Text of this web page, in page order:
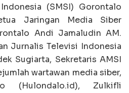
(SMSI) Gorontalo
Jaringan Media Siber
Andi Jamaludin AM.
Jurnalis Televisi Indonesia
Sugiarta, Sekretaris AMSI
wartawan media siber,
(Hulondalo.id), Zulkifli